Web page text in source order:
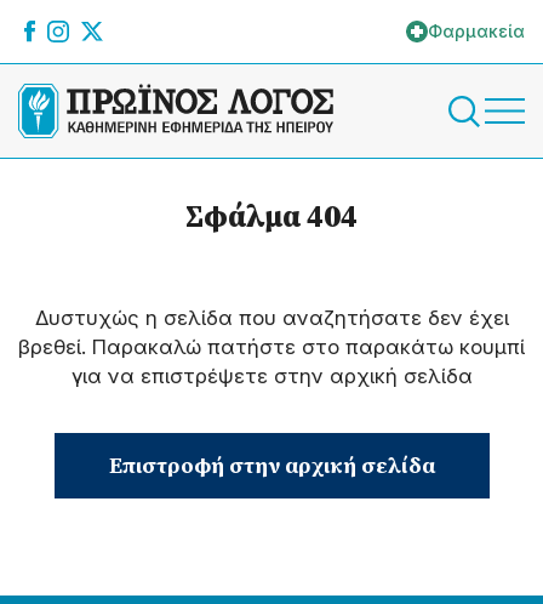
Φαρμακεία
Σφάλμα 404
Δυστυχώς η σελίδα που αναζητήσατε δεν έχει
βρεθεί. Παρακαλώ πατήστε στο παρακάτω κουμπί
για να επιστρέψετε στην αρχική σελίδα
Επιστροφή στην αρχική σελίδα